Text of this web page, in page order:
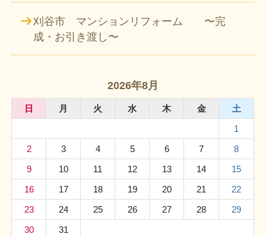
刈谷市 マンションリフォーム 〜完
成・お引き渡し〜
2026年8月
日 月 火 水 木 金
土
1
2
3 4 5 6 7
8
9
10 11 12 13 14
15
16
17 18 19 20 21
22
23
24 25 26 27 28
29
30
31